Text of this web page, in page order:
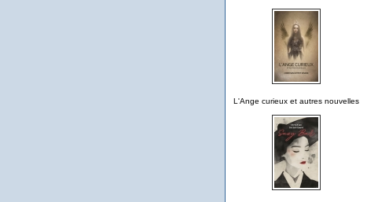
L'Ange curieux et autres nouvelles